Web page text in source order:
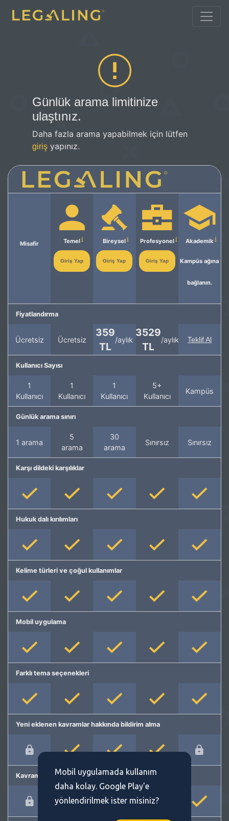
Günlük arama limitinize
ulaştınız.
Daha fazla arama yapabilmek için lütfen
giriş yapınız.
Misafir Temel
Giriş Yap
Bireysel
Giriş Yap
Profesyonel
Giriş Yap
Akademik
Kampüs ağına
bağlanın.
Fiyatlandırma
Ücretsiz Ücretsiz
359
TL
/aylık
3529
TL
/aylık Teklif Al
Kullanıcı Sayısı
1
Kullanıcı
1
Kullanıcı
1
Kullanıcı
5+
Kullanıcı
Kampüs
Günlük arama sınırı
1 arama
5
arama
30
arama
Sınırsız Sınırsız
Karşı dildeki karşılıklar
Hukuk dalı kırılımları
Kelime türleri ve çoğul kullanımlar
Mobil uygulama
Farklı tema seçenekleri
Yeni eklenen kavramlar hakkında bildirim alma
Kavram önermeMobil uygulamada kullanım
daha kolay. Google Play'e
yönlendirilmek ister misiniz?